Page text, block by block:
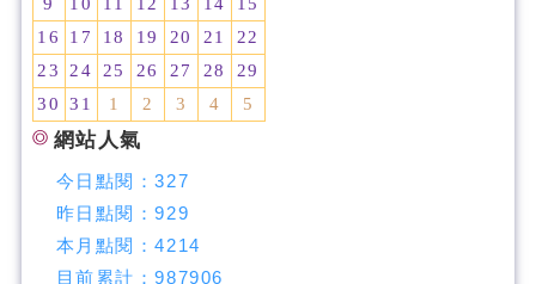
16
17 18 19 20 21
22
23
24 25 26 27 28
29
30
31 1 2 3 4 5
網站人氣
今日點閱：327
昨日點閱：929
本月點閱：4214
目前累計：987906